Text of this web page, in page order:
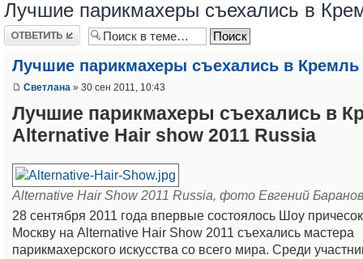
Лучшие парикмахеры съехались в
Ответить
Лучшие парикмахеры съехались в Кремль
Светлана » 30 сен 2011, 10:43
Лучшие парикмахеры съехались в
Аlternative Нair show 2011 Russia
Alternative Hair Show 2011 Russia, фото Евгений
28 сентября 2011 года впервые состоялось Шоу
Москву на Alternative Hair Show 2011 съехались мастера
парикмахерского искусства со всего мира. Среди